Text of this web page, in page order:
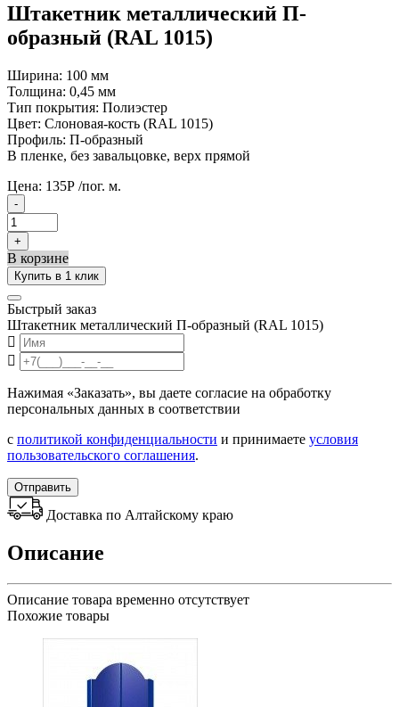
Штакетник металлический П-
образный (RAL 1015)
Ширина: 100 мм
Толщина: 0,45 мм
Тип покрытия: Полиэстер
Цвет: Слоновая-кость (RAL 1015)
Профиль: П-образный
В пленке, без завальцовке, верх прямой
Цена: 135Р /пог. м.
-
+
В корзине
Купить в 1 клик
Быстрый заказ
Штакетник металлический П-образный (RAL 1015)
Нажимая «Заказать», вы даете согласие на обработку
персональных данных в соответствии
с политикой конфиденциальности и принимаете условия
пользовательского соглашения.
Отправить
Доставка по Алтайскому краю
Описание
Описание товара временно отсутствует
Похожие товары